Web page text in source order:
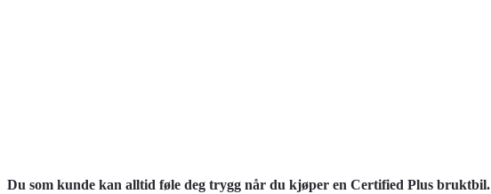
Du som kunde kan alltid føle deg trygg når du kjøper en Certified Plus bruktbil.